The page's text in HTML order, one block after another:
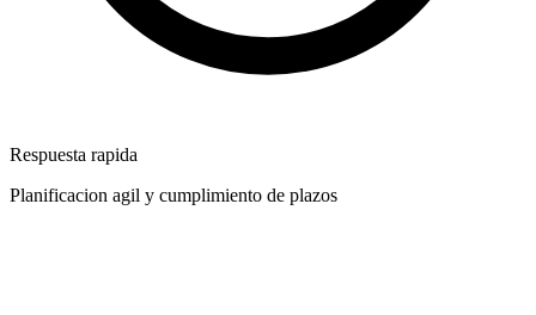
Respuesta rapida
Planificacion agil y cumplimiento de plazos